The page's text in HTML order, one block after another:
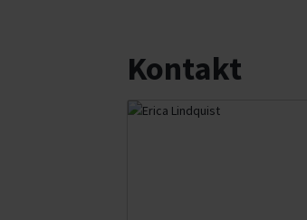
Kontakt